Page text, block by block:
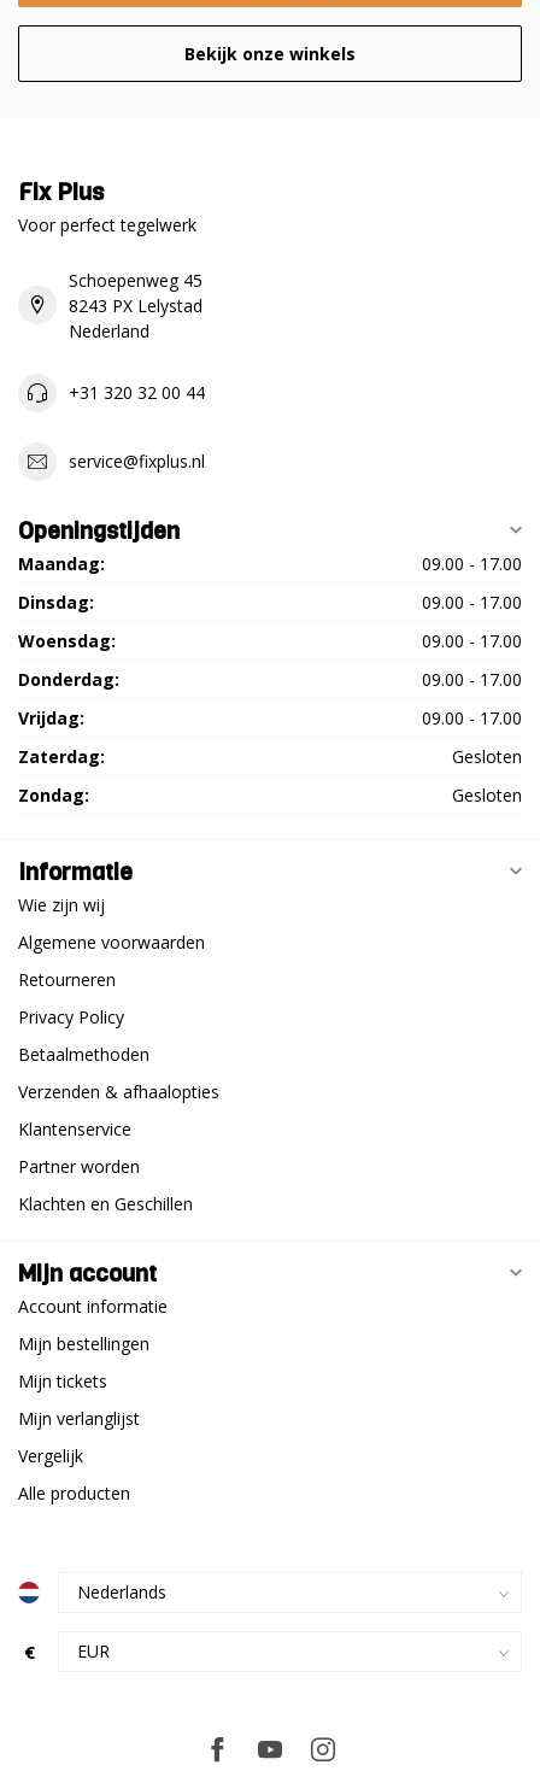
Bekijk onze winkels
Fix Plus
Voor perfect tegelwerk
Schoepenweg 45
8243 PX Lelystad
Nederland
+31 320 32 00 44
service@fixplus.nl
Openingstijden
Maandag:
09.00 - 17.00
Dinsdag:
09.00 - 17.00
Woensdag:
09.00 - 17.00
Donderdag:
09.00 - 17.00
Vrijdag:
09.00 - 17.00
Zaterdag:
Gesloten
Zondag:
Gesloten
Informatie
Wie zijn wij
Algemene voorwaarden
Retourneren
Privacy Policy
Betaalmethoden
Verzenden & afhaalopties
Klantenservice
Partner worden
Klachten en Geschillen
Mijn account
Account informatie
Mijn bestellingen
Mijn tickets
Mijn verlanglijst
Vergelijk
Alle producten
€